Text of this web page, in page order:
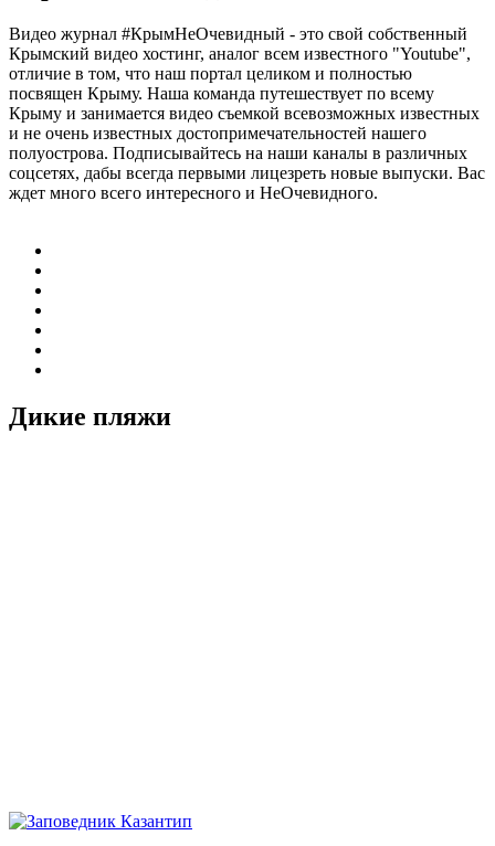
Видео журнал #КрымНеОчевидный - это свой собственный
Крымский видео хостинг, аналог всем известного "Youtube",
отличие в том, что наш портал целиком и полностью
посвящен Крыму. Наша команда путешествует по всему
Крыму и занимается видео съемкой всевозможных известных
и не очень известных достопримечательностей нашего
полуострова. Подписывайтесь на наши каналы в различных
соцсетях, дабы всегда первыми лицезреть новые выпуски. Вас
ждет много всего интересного и НеОчевидного.
Дикие пляжи